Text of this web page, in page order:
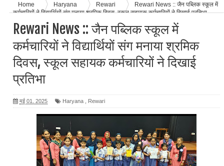
Home Haryana Rewari
Rewari News :: जैन पब्लिक स्कूल में
कर्मचारियों ने विद्यार्थियों संग मनाया श्रमिक दिवस, स्कूल सहायक कर्मचारियों ने दिखाई प्रतिभा
Rewari News :: जैन पब्लिक स्कूल में
कर्मचारियों ने विद्यार्थियों संग मनाया श्रमिक
दिवस, स्कूल सहायक कर्मचारियों ने दिखाई
प्रतिभा
मई 01, 2025 Haryana Rewari